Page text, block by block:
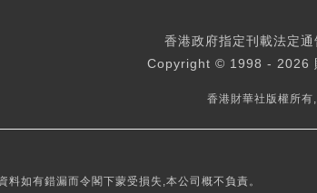
香港政府指定刊載法定
Copyright © 1998 - 2026
香港財華社版權所有
如有錯漏而令閣下蒙受損失,本公司概不負責。